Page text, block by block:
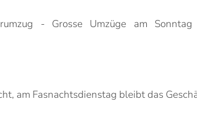
- Grosse Umzüge am
am Fasnachtsdienstag bleibt das